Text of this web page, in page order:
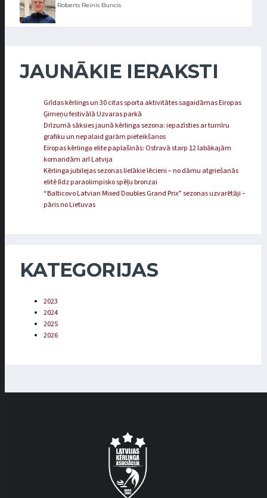
Roberts Reinis Buncis
JAUNĀKIE IERAKSTI
Grīdas kērlings un 30 citas sporta aktivitātes sagaidāmas Eiropas
Ģimeņu festivālā Uzvaras parkā
Drīzumā sāksies jaunā kērlinga sezona: iepazīsties ar turnīru
grafiku un nepalaid garām pieteikšanos
Eiropas kērlinga elite paplašinās: Ostravā starp 12 labākajām
komandām arī Latvija
Kērlinga jubilejas sezonas lielākie lēcieni – no dāmu atgriešanās
elitē līdz paraolimpisko spēļu bronzai
“Balticovo Latvian Mixed Doubles Grand Prix” sezonas uzvarētāji –
pāris no Lietuvas
KATEGORIJAS
2023
2024
2025
2026